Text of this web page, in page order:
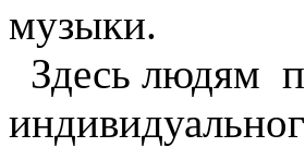
музыки.
Здесь людям